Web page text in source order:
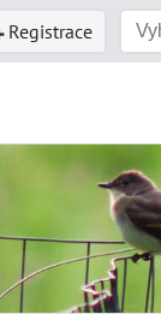
Registrace